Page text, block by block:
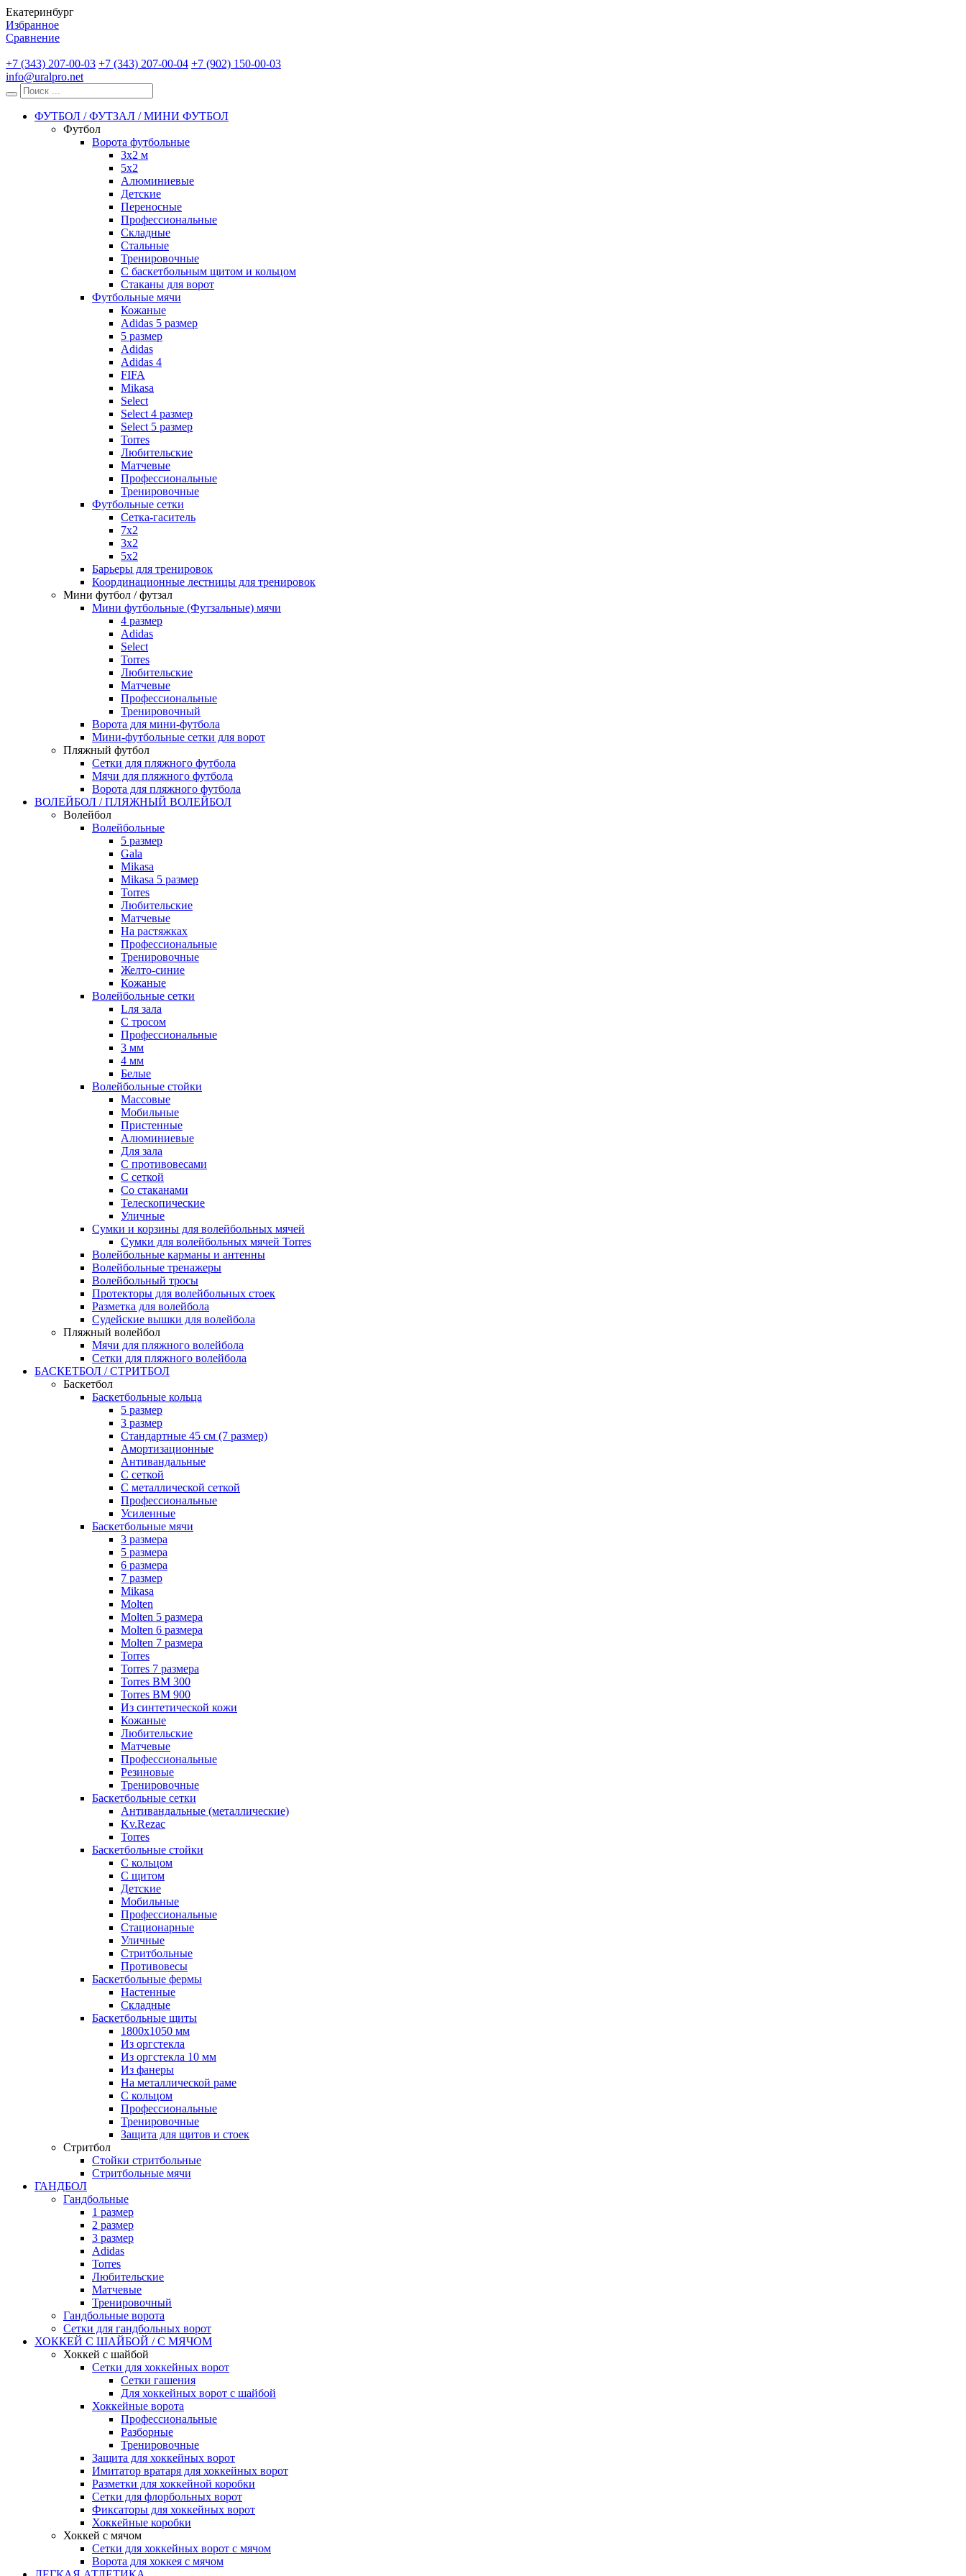
Екатеринбург
Избранное
Сравнение
+7 (343) 207-00-03 +7 (343) 207-00-04 +7 (902) 150-00-03
info@uralpro.net
ФУТБОЛ / ФУТЗАЛ / МИНИ ФУТБОЛ
Футбол
Ворота футбольные
3х2 м
5х2
Алюминиевые
Детские
Переносные
Профессиональные
Складные
Стальные
Тренировочные
С баскетбольным щитом и кольцом
Стаканы для ворот
Футбольные мячи
Кожаные
Adidas 5 размер
5 размер
Adidas
Adidas 4
FIFA
Mikasa
Select
Select 4 размер
Select 5 размер
Torres
Любительские
Матчевые
Профессиональные
Тренировочные
Футбольные сетки
Сетка-гаситель
7x2
3х2
5х2
Барьеры для тренировок
Координационные лестницы для тренировок
Мини футбол / футзал
Мини футбольные (Футзальные) мячи
4 размер
Adidas
Select
Torres
Любительские
Матчевые
Профессиональные
Тренировочный
Ворота для мини-футбола
Мини-футбольные сетки для ворот
Пляжный футбол
Сетки для пляжного футбола
Мячи для пляжного футбола
Ворота для пляжного футбола
ВОЛЕЙБОЛ / ПЛЯЖНЫЙ ВОЛЕЙБОЛ
Волейбол
Волейбольные
5 размер
Gala
Mikasa
Mikasa 5 размер
Torres
Любительские
Матчевые
На растяжках
Профессиональные
Тренировочные
Желто-синие
Кожаные
Волейбольные сетки
Lля зала
C тросом
Профессиональные
3 мм
4 мм
Белые
Волейбольные стойки
Массовые
Мобильные
Пристенные
Алюминиевые
Для зала
С противовесами
С сеткой
Со стаканами
Телескопические
Уличные
Сумки и корзины для волейбольных мячей
Сумки для волейбольных мячей Torres
Волейбольные карманы и антенны
Волейбольные тренажеры
Волейбольный тросы
Протекторы для волейбольных стоек
Разметка для волейбола
Судейские вышки для волейбола
Пляжный волейбол
Мячи для пляжного волейбола
Сетки для пляжного волейбола
БАСКЕТБОЛ / СТРИТБОЛ
Баскетбол
Баскетбольные кольца
5 размер
3 размер
Стандартные 45 см (7 размер)
Амортизационные
Антивандальные
С сеткой
С металлической сеткой
Профессиональные
Усиленные
Баскетбольные мячи
3 размера
5 размера
6 размера
7 размер
Mikasa
Molten
Molten 5 размера
Molten 6 размера
Molten 7 размера
Torres
Torres 7 размера
Torres BM 300
Torres BM 900
Из синтетической кожи
Кожаные
Любительские
Матчевые
Профессиональные
Резиновые
Тренировочные
Баскетбольные сетки
Антивандальные (металлические)
Kv.Rezac
Torres
Баскетбольные стойки
С кольцом
С щитом
Детские
Мобильные
Профессиональные
Стационарные
Уличные
Стритбольные
Противовесы
Баскетбольные фермы
Настенные
Складные
Баскетбольные щиты
1800х1050 мм
Из оргстекла
Из оргстекла 10 мм
Из фанеры
На металлической раме
С кольцом
Профессиональные
Тренировочные
Защита для щитов и стоек
Стритбол
Стойки стритбольные
Стритбольные мячи
ГАНДБОЛ
Гандбольные
1 размер
2 размер
3 размер
Adidas
Torres
Любительские
Матчевые
Тренировочный
Гандбольные ворота
Сетки для гандбольных ворот
ХОККЕЙ С ШАЙБОЙ / С МЯЧОМ
Хоккей с шайбой
Сетки для хоккейных ворот
Сетки гашения
Для хоккейных ворот с шайбой
Хоккейные ворота
Профессиональные
Разборные
Тренировочные
Защита для хоккейных ворот
Имитатор вратаря для хоккейных ворот
Разметки для хоккейной коробки
Сетки для флорбольных ворот
Фиксаторы для хоккейных ворот
Хоккейные коробки
Хоккей с мячом
Сетки для хоккейных ворот с мячом
Ворота для хоккея с мячом